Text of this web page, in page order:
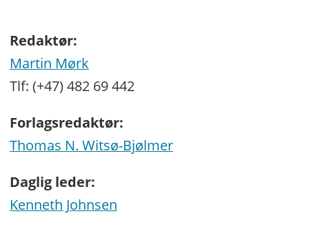
Redaktør:
Martin Mørk
Tlf: (+47) 482 69 442
Forlagsredaktør:
Thomas N. Witsø-Bjølmer
Daglig leder:
Kenneth Johnsen